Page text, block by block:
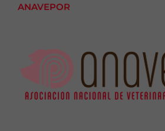
ANAVEPOR